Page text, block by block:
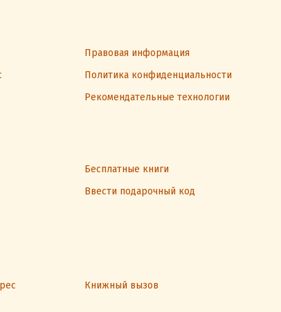
Правовая информация
Политика конфиденциальности
Рекомендательные технологии
Бесплатные книги
Ввести подарочный код
Книжный вызов